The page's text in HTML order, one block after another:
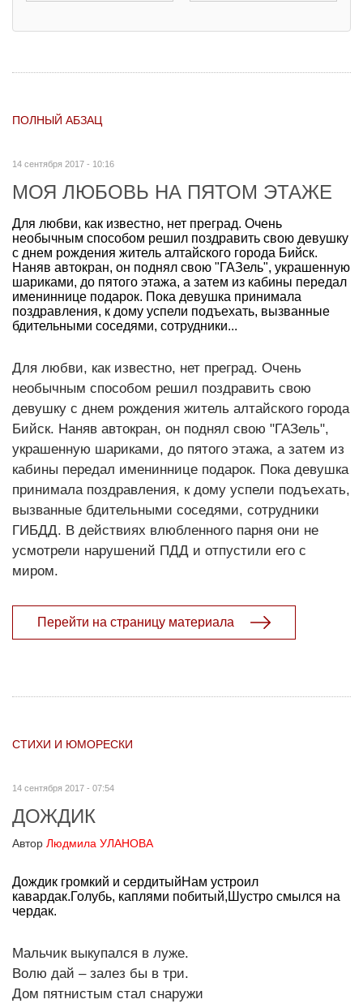
ПОЛНЫЙ АБЗАЦ
14 сентября 2017 - 10:16
МОЯ ЛЮБОВЬ НА ПЯТОМ ЭТАЖЕ
Для любви, как известно, нет преград. Очень
необычным способом решил поздравить свою девушку
с днем рождения житель алтайского города Бийск.
Наняв автокран, он поднял свою "ГАЗель", украшенную
шариками, до пятого этажа, а затем из кабины передал
имениннице подарок. Пока девушка принимала
поздравления, к дому успели подъехать, вызванные
бдительными соседями, сотрудники...
Для любви, как известно, нет преград. Очень
необычным способом решил поздравить свою
девушку с днем рождения житель алтайского города
Бийск. Наняв автокран, он поднял свою "ГАЗель",
украшенную шариками, до пятого этажа, а затем из
кабины передал имениннице подарок. Пока девушка
принимала поздравления, к дому успели подъехать,
вызванные бдительными соседями, сотрудники
ГИБДД. В действиях влюбленного парня они не
усмотрели нарушений ПДД и отпустили его с
миром.
Перейти на страницу материала
СТИХИ И ЮМОРЕСКИ
14 сентября 2017 - 07:54
ДОЖДИК
Автор Людмила УЛАНОВА
Дождик громкий и сердитыйНам устроил
кавардак.Голубь, каплями побитый,Шустро смылся на
чердак.
Мальчик выкупался в луже.
Волю дай – залез бы в три.
Дом пятнистым стал снаружи